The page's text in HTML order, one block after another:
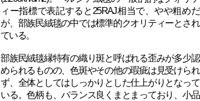
ィー指標で表記すると25RAJ相当で、やや粗めだ
が、部族民絨毯の中では標準的クオリティーとされ
ている。
部族民絨毯縁特有の織り斑と呼ばれる歪みが多少認
められるものの、色斑やその他の瑕疵は見受けられ
ず、全体としてはしっかりとした仕上がりとなって
いる。色柄も、バランス良くまとまっており、小品